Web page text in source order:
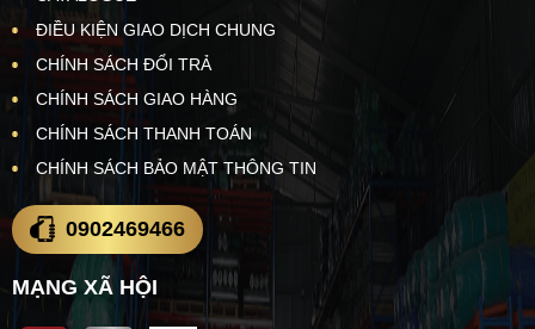
ĐIỀU KIỆN GIAO DỊCH CHUNG
CHÍNH SÁCH ĐỔI TRẢ
CHÍNH SÁCH GIAO HÀNG
CHÍNH SÁCH THANH TOÁN
CHÍNH SÁCH BẢO MẬT THÔNG TIN
0902469466
MẠNG XÃ HỘI